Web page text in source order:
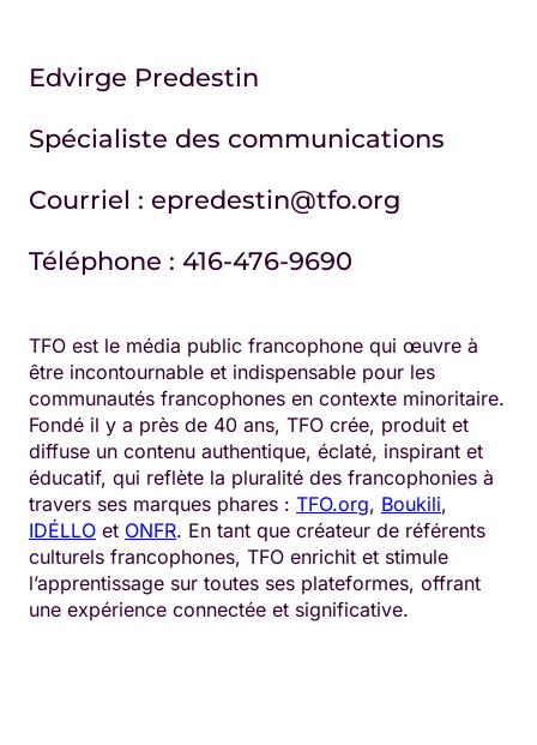
Edvirge Predestin
Spécialiste des communications
Courriel : epredestin@tfo.org
Téléphone : 416-476-9690
TFO est le média public francophone qui œuvre à
être incontournable et indispensable pour les
communautés francophones en contexte minoritaire.
Fondé il y a près de 40 ans, TFO crée, produit et
diffuse un contenu authentique, éclaté, inspirant et
éducatif, qui reflète la pluralité des francophonies à
travers ses marques phares : TFO.org, Boukili,
IDÉLLO et ONFR. En tant que créateur de référents
culturels francophones, TFO enrichit et stimule
l’apprentissage sur toutes ses plateformes, offrant
une expérience connectée et significative.